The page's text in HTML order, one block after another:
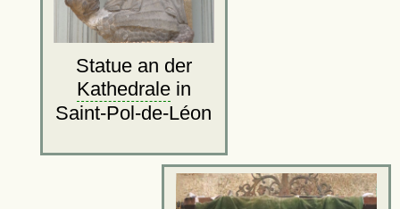
Statue an der
Kathedralein
Saint-Pol-de-Léon